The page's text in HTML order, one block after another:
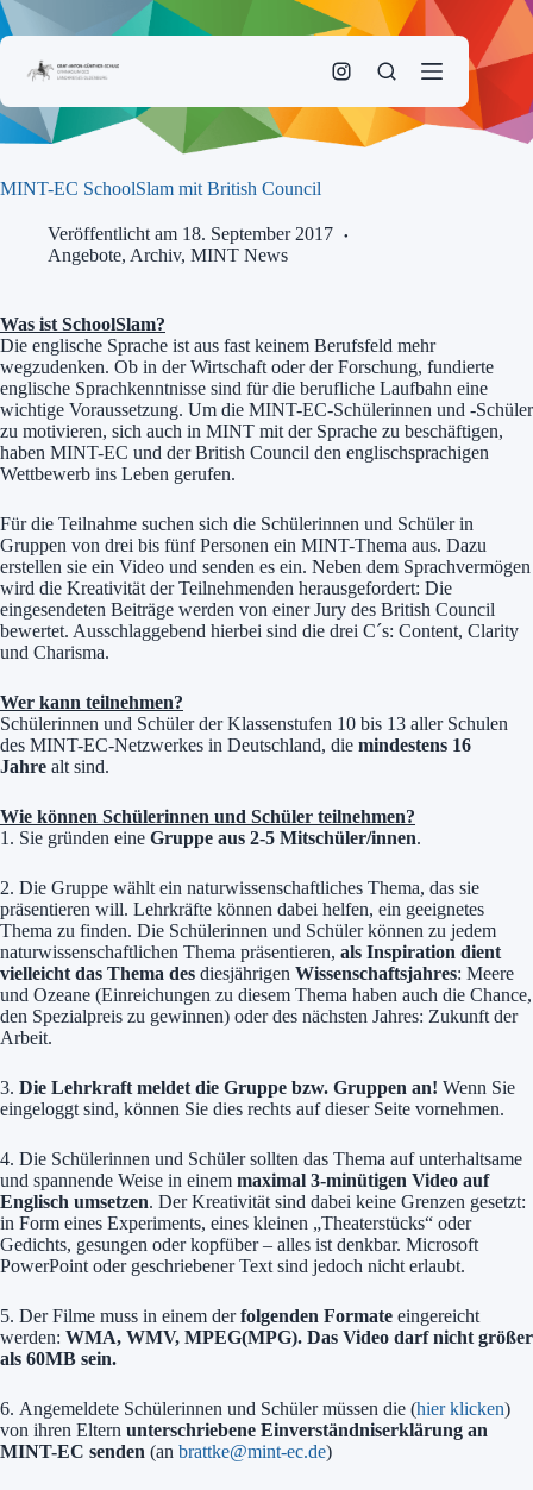
Zum
Inhalt
MINT-EC SchoolSlam mit British Council
Veröffentlicht am 18. September 2017
Angebote, Archiv, MINT News
Was ist SchoolSlam?
Die englische Sprache ist aus fast keinem Berufsfeld mehr
wegzudenken. Ob in der Wirtschaft oder der Forschung, fundierte
englische Sprachkenntnisse sind für die berufliche Laufbahn eine
wichtige Voraussetzung. Um die MINT-EC-Schülerinnen und -Schüler
zu motivieren, sich auch in MINT mit der Sprache zu beschäftigen,
haben MINT-EC und der British Council den englischsprachigen
Wettbewerb ins Leben gerufen.
Für die Teilnahme suchen sich die Schülerinnen und Schüler in
Gruppen von drei bis fünf Personen ein MINT-Thema aus. Dazu
erstellen sie ein Video und senden es ein. Neben dem Sprachvermögen
wird die Kreativität der Teilnehmenden herausgefordert: Die
eingesendeten Beiträge werden von einer Jury des British Council
bewertet. Ausschlaggebend hierbei sind die drei C´s: Content, Clarity
und Charisma.
Wer kann teilnehmen?
Schülerinnen und Schüler der Klassenstufen 10 bis 13 aller Schulen
des MINT-EC-Netzwerkes in Deutschland, die mindestens 16
Jahre alt sind.
Wie können Schülerinnen und Schüler teilnehmen?
1. Sie gründen eine Gruppe aus 2-5 Mitschüler/innen.
2. Die Gruppe wählt ein naturwissenschaftliches Thema, das sie
präsentieren will. Lehrkräfte können dabei helfen, ein geeignetes
Thema zu finden. Die Schülerinnen und Schüler können zu jedem
naturwissenschaftlichen Thema präsentieren, als Inspiration dient
vielleicht das Thema des diesjährigen Wissenschaftsjahres: Meere
und Ozeane (Einreichungen zu diesem Thema haben auch die Chance,
den Spezialpreis zu gewinnen) oder des nächsten Jahres: Zukunft der
Arbeit.
3. Die Lehrkraft meldet die Gruppe bzw. Gruppen an! Wenn Sie
eingeloggt sind, können Sie dies rechts auf dieser Seite vornehmen.
4. Die Schülerinnen und Schüler sollten das Thema auf unterhaltsame
und spannende Weise in einem maximal 3-minütigen Video auf
Englisch umsetzen. Der Kreativität sind dabei keine Grenzen gesetzt:
in Form eines Experiments, eines kleinen „Theaterstücks“ oder
Gedichts, gesungen oder kopfüber – alles ist denkbar. Microsoft
PowerPoint oder geschriebener Text sind jedoch nicht erlaubt.
5. Der Filme muss in einem derfolgenden Formate eingereicht
werden: WMA, WMV, MPEG(MPG). Das Video darf nicht größer
als 60MB sein.
6. Angemeldete Schülerinnen und Schüler müssen die (hier klicken)
von ihren Eltern unterschriebene Einverständniserklärung an
MINT-EC senden (an brattke@mint-ec.de)